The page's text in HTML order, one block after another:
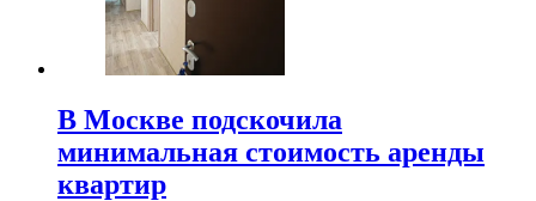
В Москве подскочила
минимальная стоимость аренды
квартир